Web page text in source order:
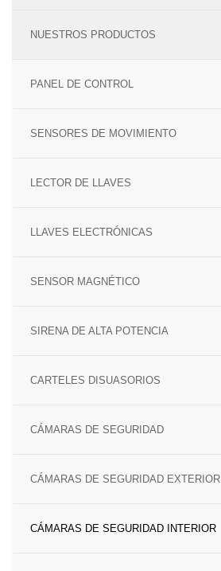
NUESTROS PRODUCTOS
PANEL DE CONTROL
SENSORES DE MOVIMIENTO
LECTOR DE LLAVES
LLAVES ELECTRÓNICAS
SENSOR MAGNÉTICO
SIRENA DE ALTA POTENCIA
CARTELES DISUASORIOS
CÁMARAS DE SEGURIDAD
CÁMARAS DE SEGURIDAD EXTERIOR
CÁMARAS DE SEGURIDAD INTERIOR